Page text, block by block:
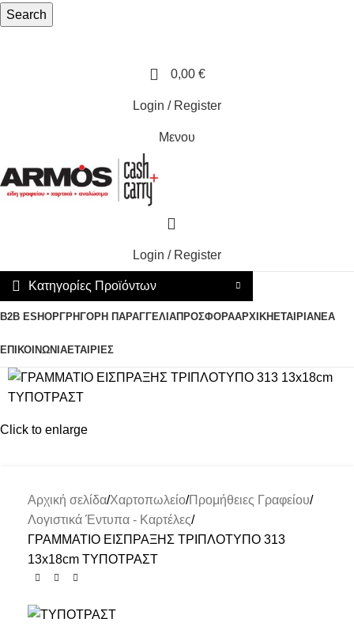
Search
0,00 €
Login / Register
Μενου
Login / Register
Κατηγορίες Προϊόντων
B2B ESHOPΓΡΗΓΟΡΗ ΠΑΡΑΓΓΕΛΙΑΠΡΟΣΦΟΡΑΑΡΧΙΚΗ ΕΤΑΙΡΙΑΝΕΑ
ΕΠΙΚΟΙΝΩΝΙΑΕΤΑΙΡΙΕΣ
Click to enlarge
Αρχική σελίδα Χαρτοπωλείο Προμήθειες Γραφείου
Λογιστικά Έντυπα - Καρτέλες
ΓΡΑΜΜΑΤΙΟ ΕΙΣΠΡΑΞΗΣ ΤΡΙΠΛΟΤΥΠΟ 313
13x18cm ΤΥΠΟΤΡΑΣΤ